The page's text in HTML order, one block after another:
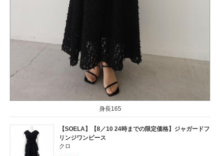
身長165
【SOELA】【8／10 24時までの限定価格】ジャガードフ
リンジワンピース
クロ